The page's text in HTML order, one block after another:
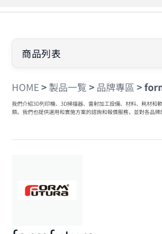
商品列表
HOME> 製品一覧> 品牌專區 >
我們介紹3D列印機、3D掃描器、雷射加工設備、材料、耗材和
類。我們也提供選用和實施方案的諮詢和報價服務，並對各品牌